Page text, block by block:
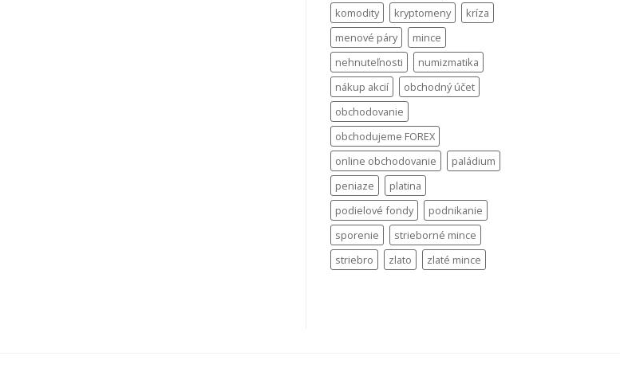
komodity
kryptomeny
kríza
menové páry
mince
nehnuteľnosti
numizmatika
nákup akcií
obchodný účet
obchodovanie
obchodujeme FOREX
online obchodovanie
paládium
peniaze
platina
podielové fondy
podnikanie
sporenie
strieborné mince
striebro
zlato zlaté mince